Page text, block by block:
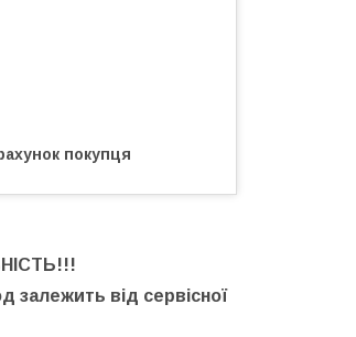
покупця
!!!
залежить від сервісної